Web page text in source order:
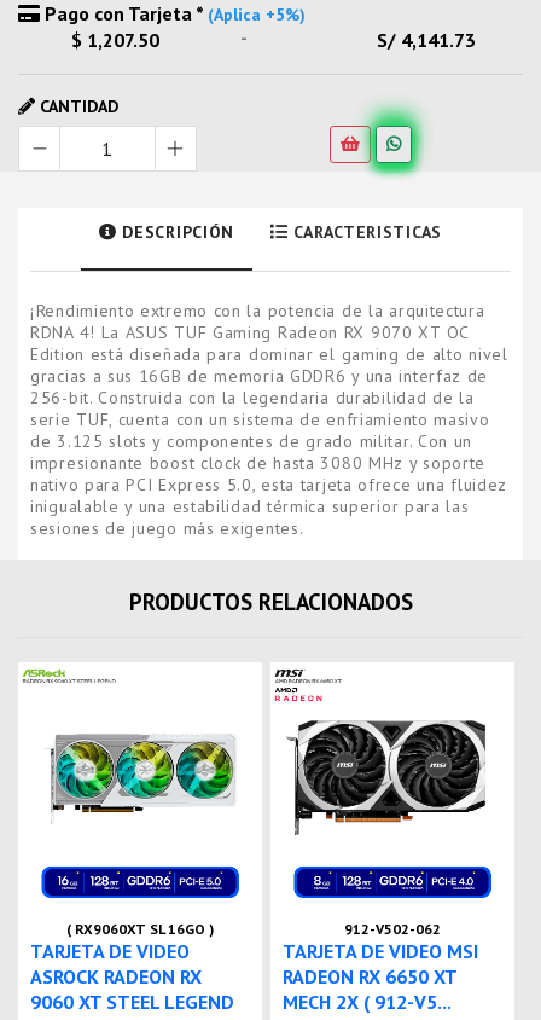
Pago con Tarjeta * (Aplica +5%)
$ 1,207.50 - S/ 4,141.73
CANTIDAD
DESCRIPCIÓN CARACTERISTICAS
¡Rendimiento extremo con la potencia de la arquitectura
RDNA 4! La ASUS TUF Gaming Radeon RX 9070 XT OC
Edition está diseñada para dominar el gaming de alto nivel
gracias a sus 16GB de memoria GDDR6 y una interfaz de
256-bit. Construida con la legendaria durabilidad de la
serie TUF, cuenta con un sistema de enfriamiento masivo
de 3.125 slots y componentes de grado militar. Con un
impresionante boost clock de hasta 3080 MHz y soporte
nativo para PCI Express 5.0, esta tarjeta ofrece una fluidez
inigualable y una estabilidad térmica superior para las
sesiones de juego más exigentes.
PRODUCTOS RELACIONADOS
( RX9060XT SL 16GO )
TARJETA DE VIDEO
ASROCK RADEON RX
9060 XT STEEL LEGEND
912-V502-062
TARJETA DE VIDEO MSI
RADEON RX 6650 XT
MECH 2X ( 912-V5...